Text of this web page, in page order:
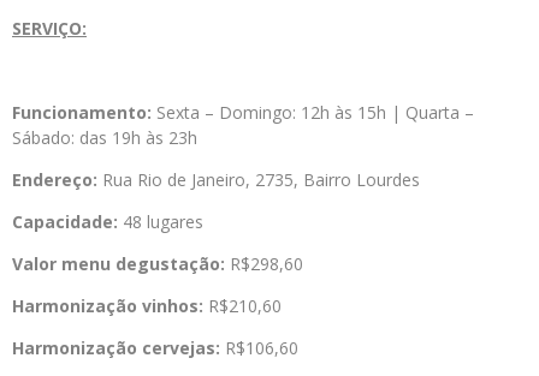
SERVIÇO:
Funcionamento: Sexta – Domingo: 12h às 15h | Quarta –
Sábado: das 19h às 23h
Endereço: Rua Rio de Janeiro, 2735, Bairro Lourdes
Capacidade: 48 lugares
Valor menu degustação: R$298,60
Harmonização vinhos: R$210,60
Harmonização cervejas: R$106,60